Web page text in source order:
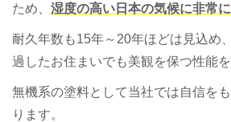
ため、 湿度の高い日本の気候に非常
耐久年数も15年～20年ほどは見込め
過したお住まいでも美観を保つ性能を
無機系の塗料として当社では自信を
ります。